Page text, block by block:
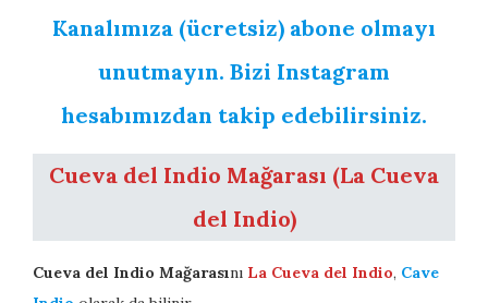
Kanalımıza (ücretsiz) abone olmayı
unutmayın. Bizi Instagram
hesabımızdan takip edebilirsiniz.
Cueva del Indio Mağarası (La Cueva
del Indio)
Cueva del Indio Mağarasını La Cueva del Indio, Cave